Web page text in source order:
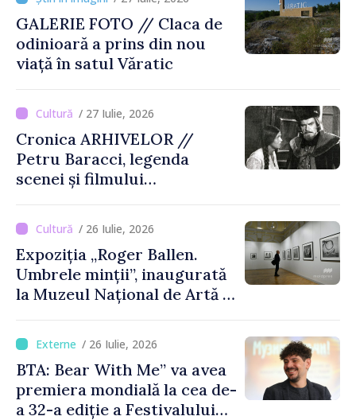
GALERIE FOTO // Claca de
odinioară a prins din nou
viață în satul Văratic
/ 27 Iulie, 2026
Cronica ARHIVELOR //
Petru Baracci, legenda
scenei și filmului
/ 26 Iulie, 2026
Expoziția „Roger Ballen.
Umbrele minții”, inaugurată
la Muzeul Național de Artă al
/ 26 Iulie, 2026
BTA: Bear With Me” va avea
premiera mondială la cea de-
a 32-a ediție a Festivalului